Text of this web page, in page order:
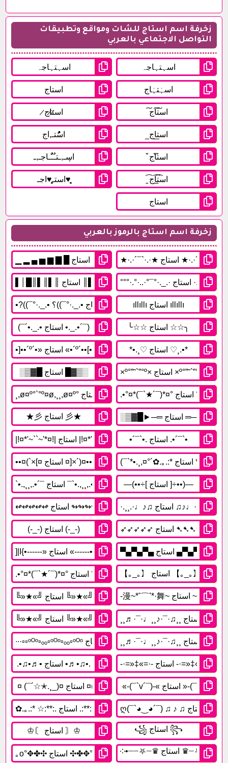
زخرفة اسم استاج للشات ومواقع وتطبيقات
التواصل الاجتماعي بالعربي
زخرفة اسم استاج بالرموز بالعربي